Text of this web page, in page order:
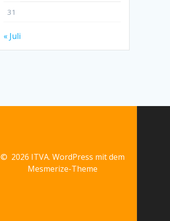
31
« Juli
© 2026 ITVA. WordPress mit dem
Mesmerize-Theme